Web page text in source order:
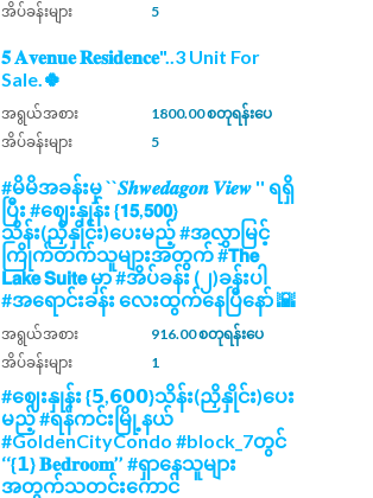
အိပ်ခန်းများ
5
𝟓 𝐀𝐯𝐞𝐧𝐮𝐞 𝐑𝐞𝐬𝐢𝐝𝐞𝐧𝐜𝐞"..3 Unit For
Sale.🍀
အရွယ်အစား
1800.00 စတုရန်းပေ
အိပ်ခန်းများ
5
#မိမိအခန်းမှ ``𝑺𝒉𝒘𝒆𝒅𝒂𝒈𝒐𝒏 𝑽𝒊𝒆𝒘 '' ရရှိ
ပြီး #ဈေးနှုန်း {𝟭𝟱,𝟱𝟬𝟬}
သိန်း(ညှိနှိုင်း)ပေးမည့် #အလွှာမြင့်
ကြိုက်တက်သူများအတွက် #𝗧𝗵𝗲
𝗟𝗮𝗸𝗲 𝗦𝘂𝗶𝘁𝗲 မှာ #အိပ်ခန်း (၂)ခန်းပါ
#အရောင်းခန်း လေးထွက်နေပြီနော် 🌇
အရွယ်အစား
916.00 စတုရန်းပေ
အိပ်ခန်းများ
1
#ဈေးနှုန်း {𝟱,𝟲𝟬𝟬}သိန်း(ညှိနှိုင်း)ပေး
မည့် #ရန်ကင်းမြို့နယ်
#GoldenCityCondo #block_7တွင်
‘‘{𝟭} 𝐁𝐞𝐝𝐫𝐨𝐨𝐦’’ #ရှာနေသူများ
အတွက်သတင်းကောင်